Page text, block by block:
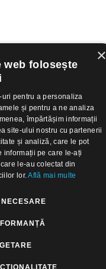
×
web folosește
uri pentru a personaliza
și pentru a ne analiza
împărtășim informații
site-ului nostru cu partenerii
și analiză, care le pot
informații pe care le-ați
le-au colectat din
lor.Află mai multe